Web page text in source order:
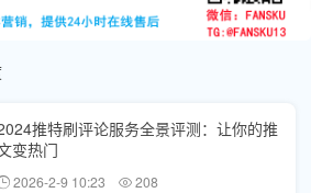
推特刷评论服务全景评测：让你的推
变热门
2026-2-9 10:23 208